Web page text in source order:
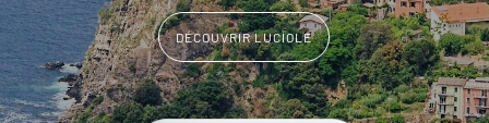
DÉCOUVRIR LUCIOLE